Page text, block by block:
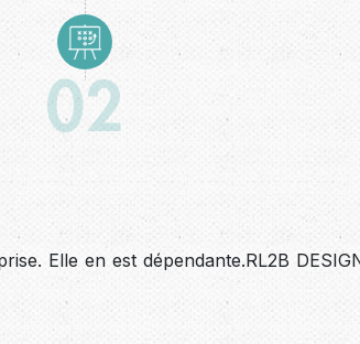
02
Elle en est dépendante.RL2B